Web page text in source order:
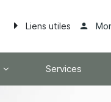
Liens utiles
Services